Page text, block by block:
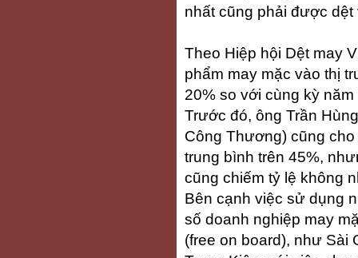
nhất cũng phải được
Theo Hiệp hội Dệt may
phẩm may mặc vào thị
20% so với cùng kỳ năm
Trước đó, ông Trần
Công Thương) cũng
trung bình trên 45%,
cũng chiếm tỷ lệ không
Bên cạnh việc sử dụng
số doanh nghiệp may
(free on board), như Sài